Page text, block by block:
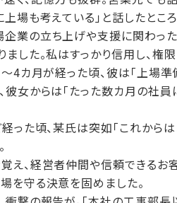
場も考えている」と話したとこ
業の立ち上げや支援に関わった
ました。私はすっかり信用し、権
4カ月が経った頃、彼は「上場
彼女からは「たった数カ月の社
った頃、某氏は突如「これから
え、経営者仲間や信頼できるお
を守る決意を固めました。